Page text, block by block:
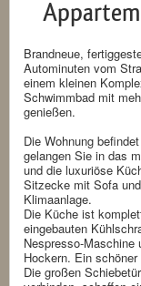
Brandneue,
Autominuten vom
einem kleinen
Schwimmbad mit
genießen.
Die Wohnung
gelangen Sie in das
und die luxuriöse
Sitzecke mit Sofa
Klimaanlage.
Die Küche ist
eingebauten
Nespresso-
Hockern. Ein
Die großen